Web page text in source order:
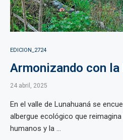
EDICION_2724
Armonizando con
24 abril, 2025
En el valle de Lunahuaná se
albergue ecológico que
humanos y la ...